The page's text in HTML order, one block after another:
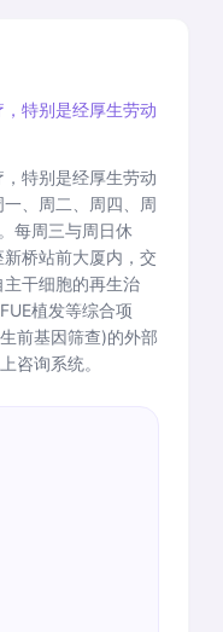
特别是经厚生劳动
特别是经厚生劳动
、周二、周四、周
每周三与周日休
桥站前大厦内，交
干细胞的再生治
植发等综合项
前基因筛查)的外部
咨询系统。